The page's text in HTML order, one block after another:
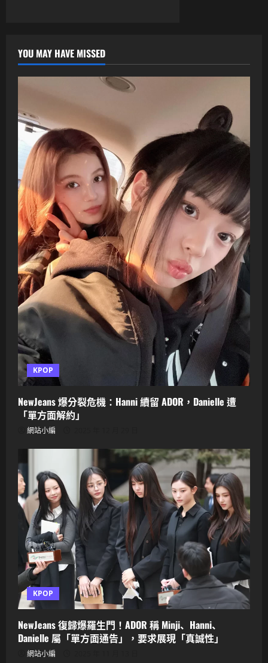
YOU MAY HAVE MISSED
KPOP
NewJeans 爆分裂危機：Hanni 續留 ADOR，Danielle 遭
「單方面解約」
網站小編
KPOP
NewJeans 復歸爆羅生門！ADOR 稱 Minji、Hanni、
Danielle 屬「單方面通告」，要求展現「真誠性」
網站小編